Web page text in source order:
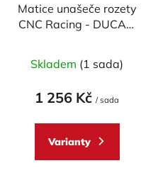
Matice unašeče rozety
CNC Racing - DUCATI
Skladem (1 sada)
1 256 Kč / sada
Varianty